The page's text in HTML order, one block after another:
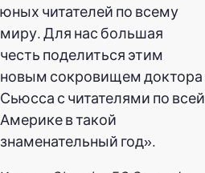
юных читателей по всему
миру. Для нас большая
честь поделиться этим
новым сокровищем доктора
Сьюсса с читателями по всей
Америке в такой
знаменательный год».